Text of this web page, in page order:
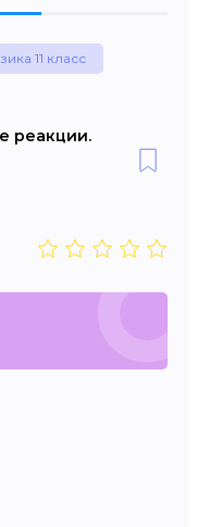
11 класс
реакции.